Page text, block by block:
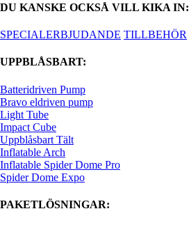
DU KANSKE OCKSÅ VILL KIKA IN:
SPECIALERBJUDANDE TILLBEHÖR
UPPBLÅSBART:
Batteridriven Pump
Bravo eldriven pump
Light Tube
Impact Cube
Uppblåsbart Tält
Inflatable Arch
Inflatable Spider Dome Pro
Spider Dome Expo
PAKETLÖSNINGAR: